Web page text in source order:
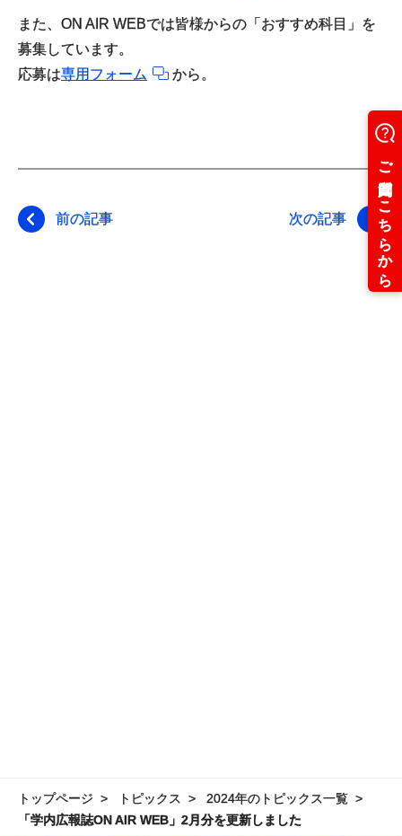
また、ON AIR WEBでは皆様からの「おすすめ科目」を
募集しています。
応募は専用フォーム から。
前の記事 次の記事
トップページ トピックス
2024年のトピックス一覧
「学内広報誌ON AIR WEB」2月分を更新しました